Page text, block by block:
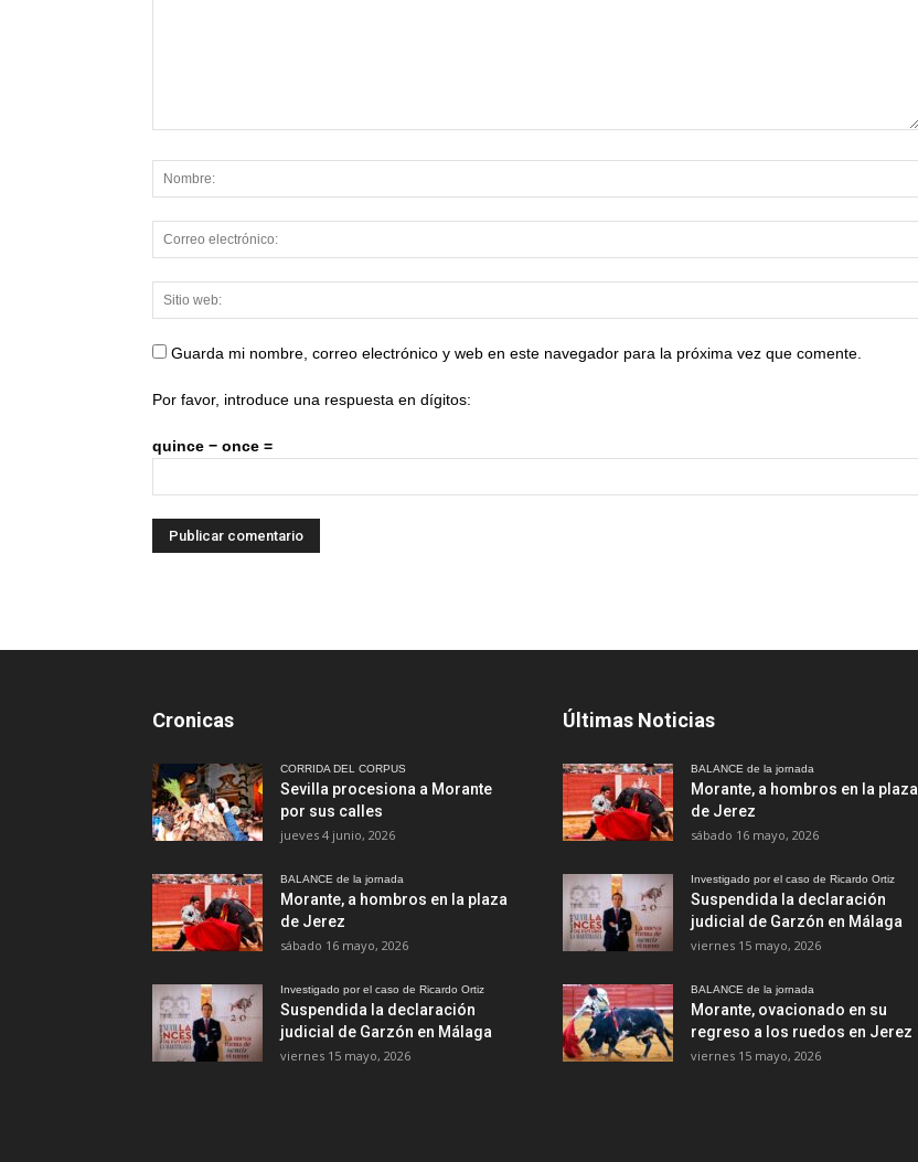
Guarda mi nombre, correo electrónico y web en este navegador para la próxima vez que comente.
Por favor, introduce una respuesta en dígitos:
quince − once =
Cronicas
CORRIDA DEL CORPUS
Sevilla procesiona a Morante
por sus calles
jueves 4 junio, 2026
BALANCE de la jornada
Morante, a hombros en la plaza
de Jerez
sábado 16 mayo, 2026
Investigado por el caso de Ricardo Ortiz
Suspendida la declaración
judicial de Garzón en Málaga
viernes 15 mayo, 2026
Últimas Noticias
BALANCE de la jornada
Morante, a hombros en la plaza
de Jerez
sábado 16 mayo, 2026
Investigado por el caso de Ricardo Ortiz
Suspendida la declaración
judicial de Garzón en Málaga
viernes 15 mayo, 2026
BALANCE de la jornada
Morante, ovacionado en su
regreso a los ruedos en Jerez
viernes 15 mayo, 2026